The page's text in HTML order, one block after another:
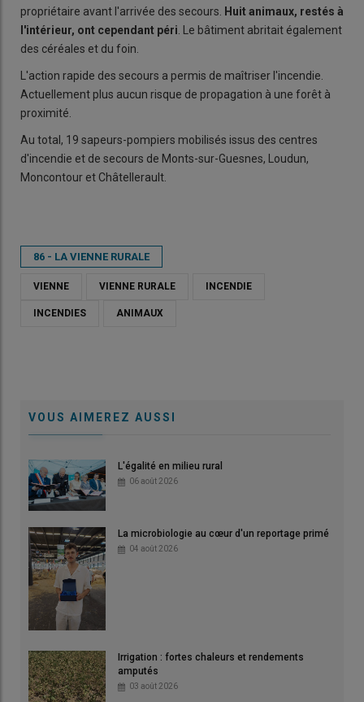
propriétaire avant l'arrivée des secours.
Huit animaux, restés à
l'intérieur, ont cependant péri . Le bâtiment abritait également
des céréales et du foin.
L'action rapide des secours a permis de maîtriser l'incendie.
Actuellement plus aucun risque de propagation à une forêt à
proximité.
Au total, 19 sapeurs-pompiers mobilisés issus des centres
d'incendie et de secours de Monts-sur-Guesnes, Loudun,
Moncontour et Châtellerault.
86 - LA VIENNE RURALE
VIENNE VIENNE RURALE INCENDIE
INCENDIES ANIMAUX
VOUS AIMEREZ AUSSI
L'égalité en milieu rural
06 août 2026
La microbiologie au cœur d'un reportage primé
04 août 2026
Irrigation : fortes chaleurs et rendements
amputés
03 août 2026